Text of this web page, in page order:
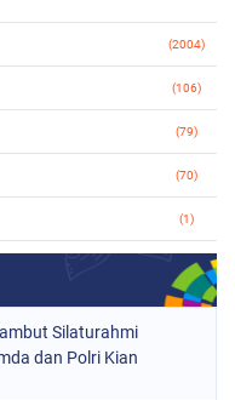
(2004)
(106)
(79)
(70)
(1)
(78)
(748)
Silaturahmi
dan Polri Kian